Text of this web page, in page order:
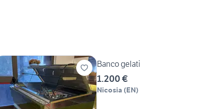
Banco gelati
1.200 €
Nicosia (EN)